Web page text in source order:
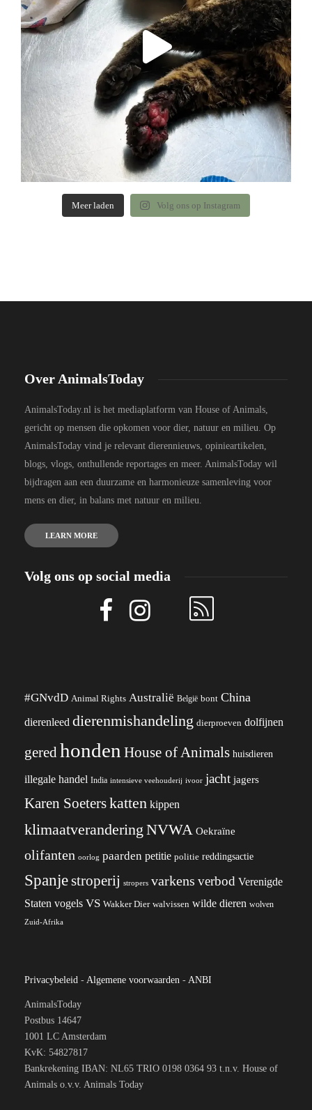
Meer laden Volg ons op Instagram
Over AnimalsToday
AnimalsToday.nl is het mediaplatform van House of Animals,
gericht op mensen die opkomen voor dier, natuur en milieu. Op
AnimalsToday vind je relevant dierennieuws, opinieartikelen,
blogs, vlogs, onthullende reportages en meer. AnimalsToday wil
bijdragen aan een duurzame en harmonieuze samenleving voor
mens en dier, in balans met natuur en milieu.
LEARN MORE
Volg ons op social media
#GNvdD Animal Rights Australië België bont China
dierenleed dierenmishandeling dierproeven dolfijnen
geredhonden House of Animals huisdieren
illegale handel India intensieve veehouderij ivoor jacht jagers
Karen Soeterskatten kippen
klimaatverandering NVWA Oekraïne
olifanten oorlog paarden petitie politie reddingsactie
Spanjestroperij stropers varkens verbod Verenigde
Staten vogels VS Wakker Dier walvissen wilde dieren wolven
Zuid-Afrika
Privacybeleid - Algemene voorwaarden - ANBI
AnimalsToday
Postbus 14647
1001 LC Amsterdam
KvK: 54827817
Bankrekening IBAN: NL65 TRIO 0198 0364 93 t.n.v. House of
Animals o.v.v. Animals Today